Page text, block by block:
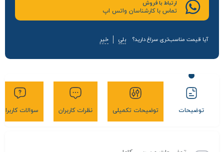
ارتباط با فروش
تماس با کارشناسان واتس اپ
آیا قیمت مناسب‌تری سراغ دارید؟ بلی خیر
توضیحات توضیحات تکمیلی نظرات کاربران سوالات کاربران